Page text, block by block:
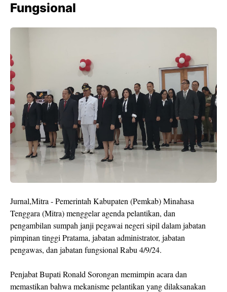
Fungsional
Jurnal,Mitra - Pemerintah Kabupaten (Pemkab) Minahasa
Tenggara (Mitra) menggelar agenda pelantikan, dan
pengambilan sumpah janji pegawai negeri sipil dalam jabatan
pimpinan tinggi Pratama, jabatan administrator, jabatan
pengawas, dan jabatan fungsional Rabu 4/9/24.
Penjabat Bupati Ronald Sorongan memimpin acara dan
memastikan bahwa mekanisme pelantikan yang dilaksanakan